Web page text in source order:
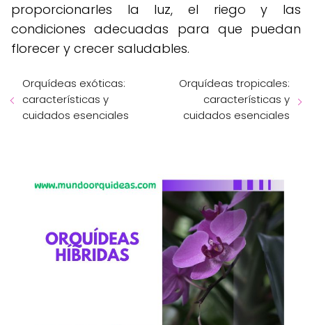
proporcionarles la luz, el riego y las
condiciones adecuadas para que puedan
florecer y crecer saludables.
Orquídeas exóticas:
características y
cuidados esenciales
Orquídeas tropicales:
características y
cuidados esenciales